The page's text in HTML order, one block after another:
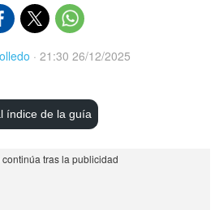
· 21:30 26/12/2025
índice de la guía